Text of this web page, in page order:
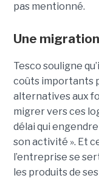
pas mentionné.
Une
Tesco souligne
coûts importants
alternatives aux
migrer vers ces
délai qui
son activité ». Et
l’entreprise se
les produits de